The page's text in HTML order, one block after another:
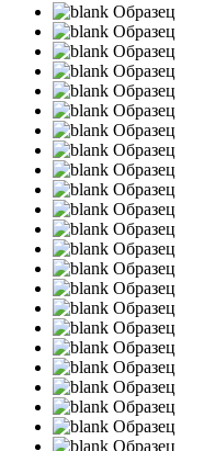
Образец
Образец
Образец
Образец
Образец
Образец
Образец
Образец
Образец
Образец
Образец
Образец
Образец
Образец
Образец
Образец
Образец
Образец
Образец
Образец
Образец
Образец
Образец